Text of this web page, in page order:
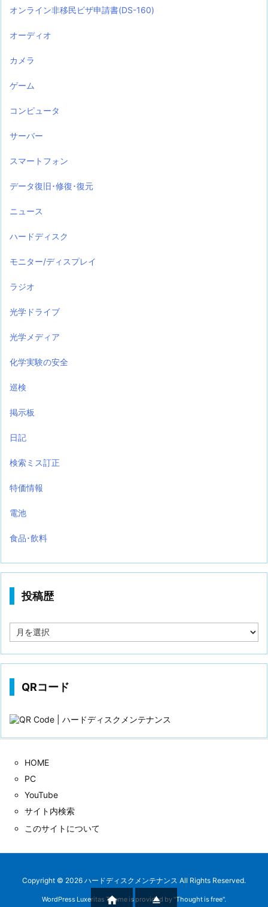
オンライン非移民ビザ申請書(DS-160)
オーディオ
カメラ
ゲーム
コンピュータ
サーバー
スマートフォン
データ復旧･修復･復元
ニュース
ハードディスク
モニター/ディスプレイ
ラジオ
光学ドライブ
光学メディア
化学実験の安全
巡検
掲示板
日記
検索ミス訂正
特価情報
電池
食品･飲料
投稿歴
稿
QRコード
HOME
PC
YouTube
サイト内検索
このサイトについて
Copyright © 2026 ハードディスクメンテナンス All Rights Reserved.
WordPress Luxeritas Theme is provided by "Thought is free".
 